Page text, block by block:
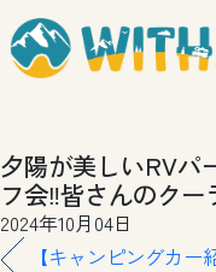
夕陽が美しいRVパ
フ会‼️皆さんのク
2024年10月04日
【キャンピングカー